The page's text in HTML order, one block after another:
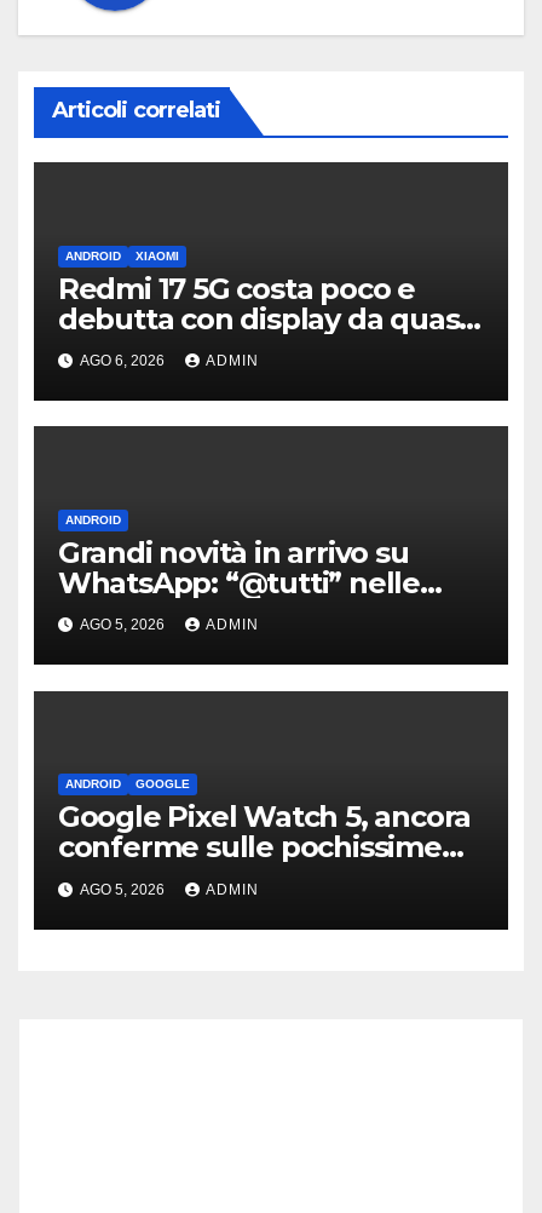
Articoli correlati
ANDROID XIAOMI
Redmi 17 5G costa poco e
debutta con display da quasi
7 pollici e batteria enorme
AGO 6, 2026 ADMIN
ANDROID
Grandi novità in arrivo su
WhatsApp: “@tutti” nelle
chat di gruppo e non solo
AGO 5, 2026 ADMIN
ANDROID GOOGLE
Google Pixel Watch 5, ancora
conferme sulle pochissime
novità hardware
AGO 5, 2026 ADMIN